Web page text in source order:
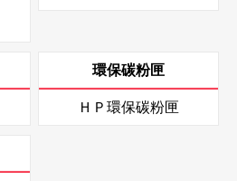
環保碳粉匣
ＨＰ環保碳粉匣